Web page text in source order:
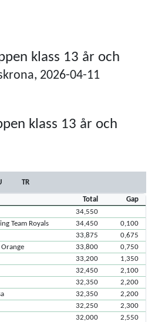
klass 13 år och
2026-04-11
klass 13 år och
TR
Total
Gap
34,550
Team Royals 34,450
0,100
33,875
0,675
Orange 33,800
0,750
33,200
1,350
32,450
2,100
32,350
2,200
32,350
2,200
32,250
2,300
32,000
2,550